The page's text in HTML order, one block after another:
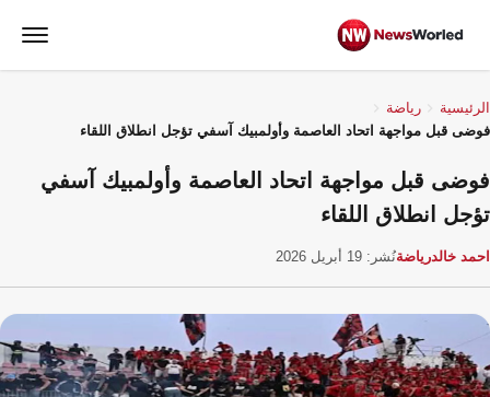
الرئيسية
رياضة
فوضى قبل مواجهة اتحاد العاصمة وأولمبيك آسفي تؤجل انطلاق اللقاء
فوضى قبل مواجهة اتحاد العاصمة وأولمبيك آسفي
تؤجل انطلاق اللقاء
احمد خالدرياضةنُشر: 19 أبريل 2026